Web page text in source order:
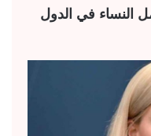
النساء في الدول